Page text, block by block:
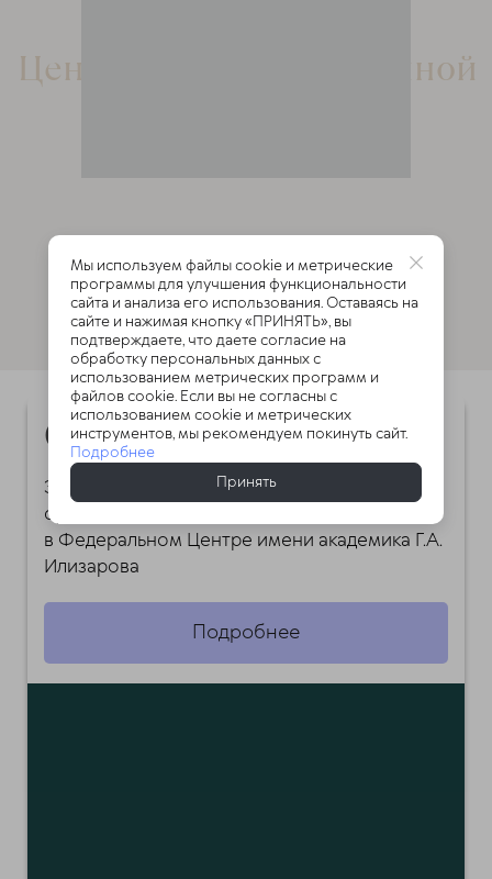
Центр доктора Очеретиной
О методике
Экологичная методика лечения спины и
суставов, разработанная и запатентованная
в Федеральном Центре имени академика Г.А.
Илизарова
Подробнее
Мы используем файлы cookie и метрические
программы для улучшения функциональности
сайта и анализа его использования. Оставаясь на
сайте и нажимая кнопку «ПРИНЯТЬ», вы
подтверждаете, что даете согласие на
обработку персональных данных с
использованием метрических программ и
файлов cookie. Если вы не согласны с
использованием cookie и метрических
инструментов, мы рекомендуем покинуть сайт.
Подробнее
Принять